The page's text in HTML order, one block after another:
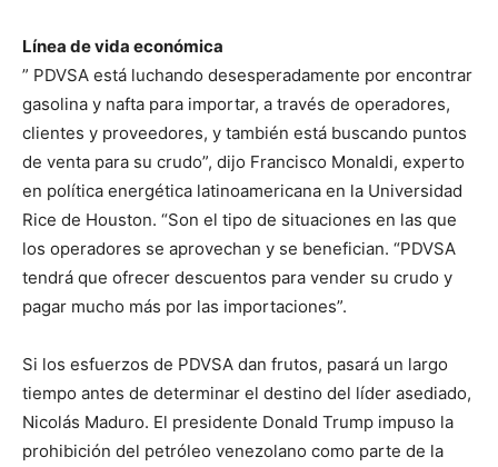
Línea de vida económica
” PDVSA está luchando desesperadamente por encontrar
gasolina y nafta para importar, a través de operadores,
clientes y proveedores, y también está buscando puntos
de venta para su crudo”, dijo Francisco Monaldi, experto
en política energética latinoamericana en la Universidad
Rice de Houston. “Son el tipo de situaciones en las que
los operadores se aprovechan y se benefician. “PDVSA
tendrá que ofrecer descuentos para vender su crudo y
pagar mucho más por las importaciones”.
Si los esfuerzos de PDVSA dan frutos, pasará un largo
tiempo antes de determinar el destino del líder asediado,
Nicolás Maduro. El presidente Donald Trump impuso la
prohibición del petróleo venezolano como parte de la